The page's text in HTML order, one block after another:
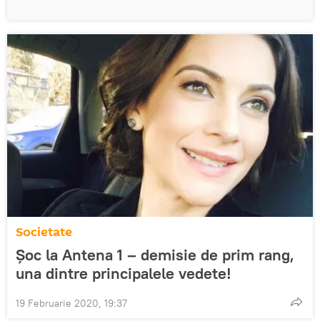
Societate
Șoc la Antena 1 – demisie de prim rang,
una dintre principalele vedete!
19 Februarie 2020, 19:37